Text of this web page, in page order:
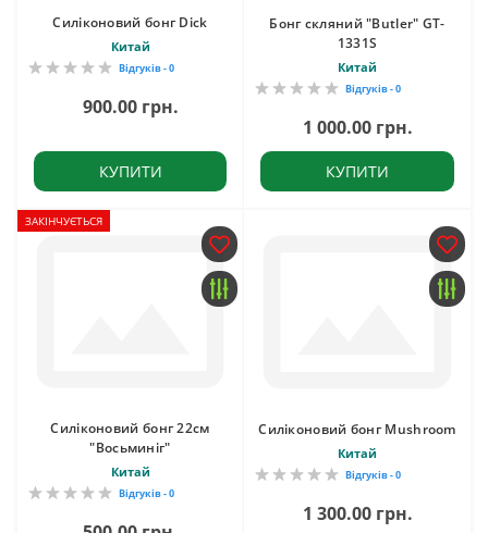
Силіконовий бонг Dick
Китай
Відгуків - 0
900.00 грн.
КУПИТИ
Бонг скляний "Butler" GT-
1331S
Китай
Відгуків - 0
1 000.00 грн.
КУПИТИ
ЗАКІНЧУЄТЬСЯ
Cиліконовий бонг 22см
"Восьминіг"
Китай
Відгуків - 0
Силіконовий бонг Mushroom
Китай
Відгуків - 0
1 300.00 грн.